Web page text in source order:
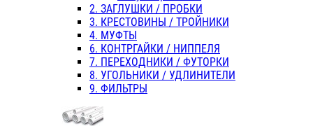
2. ЗАГЛУШКИ / ПРОБКИ
3. КРЕСТОВИНЫ / ТРОЙНИКИ
4. МУФТЫ
6. КОНТРГАЙКИ / НИППЕЛЯ
7. ПЕРЕХОДНИКИ / ФУТОРКИ
8. УГОЛЬНИКИ / УДЛИНИТЕЛИ
9. ФИЛЬТРЫ